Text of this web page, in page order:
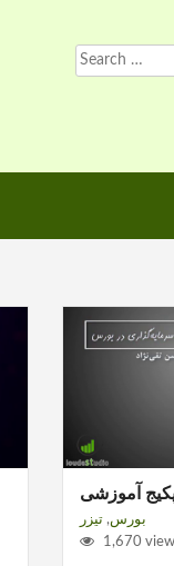
Search
for:
پکیج آموزشی
بورس,تیزر
1,670